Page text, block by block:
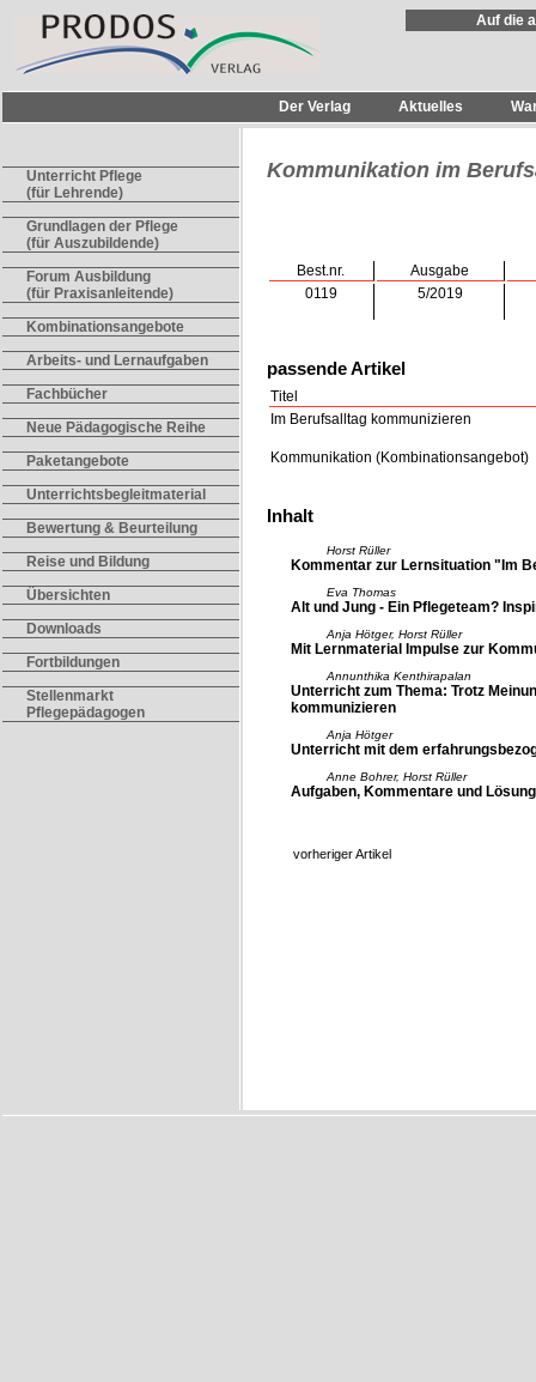
Auf die
Der Verlag Aktuelles
Unterricht Pflege
(für Lehrende)
Grundlagen der Pflege
(für Auszubildende)
Forum Ausbildung
(für Praxisanleitende)
Kombinationsangebote
Arbeits- und Lernaufgaben
Fachbücher
Neue Pädagogische Reihe
Paketangebote
Unterrichtsbegleitmaterial
Bewertung & Beurteilung
Reise und Bildung
Übersichten
Downloads
Fortbildungen
Stellenmarkt
Pflegepädagogen
Kommunikation im
Best.nr.
Ausgabe
0119
5/2019
passende Artikel
Titel
Im Berufsalltag kommunizieren
Kommunikation (Kombinationsangebot)
Inhalt
Horst Rüller
Kommentar zur Lernsituation "Im
Eva Thomas
Alt und Jung - Ein Pflegeteam?
Anja Hötger, Horst Rüller
Mit Lernmaterial Impulse zur
Annunthika Kenthirapalan
Unterricht zum Thema: Trotz
kommunizieren
Anja Hötger
Unterricht mit dem
Anne Bohrer, Horst Rüller
Aufgaben, Kommentare und
vorheriger Artikel